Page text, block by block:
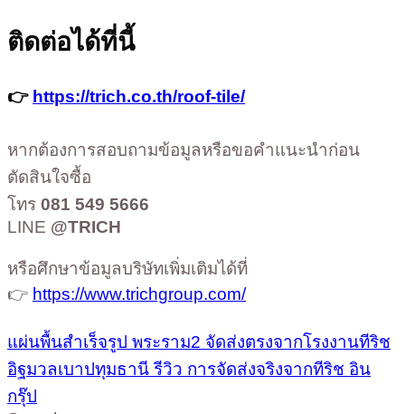
ติดต่อได้ที่นี้
👉 https://trich.co.th/roof-tile/
หากต้องการสอบถามข้อมูลหรือขอคำแนะนำก่อน
ตัดสินใจซื้อ
โทร 081 549 5666
LINE @TRICH
หรือศึกษาข้อมูลบริษัทเพิ่มเติมได้ที่
👉 https://www.trichgroup.com/
แผ่นพื้นสำเร็จรูป พระราม2 จัดส่งตรงจากโรงงานทีริช
อิฐมวลเบาปทุมธานี รีวิว การจัดส่งจริงจากทีริช อิน
กรุ๊ป